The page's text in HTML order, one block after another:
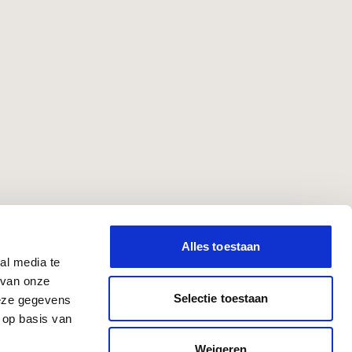
media te
onze
gegevens
basis van
Alles toestaan
Selectie toestaan
Weigeren